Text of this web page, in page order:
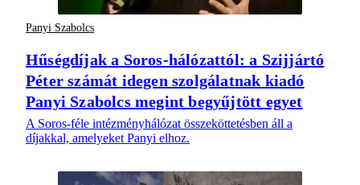
Panyi Szabolcs
Hűségdíjak a Soros-hálózattól: a Szijjártó
Péter számát idegen szolgálatnak kiadó
Panyi Szabolcs megint begyűjtött egyet
A Soros-féle intézményhálózat összeköttetésben áll a
díjakkal, amelyeket Panyi elhoz.